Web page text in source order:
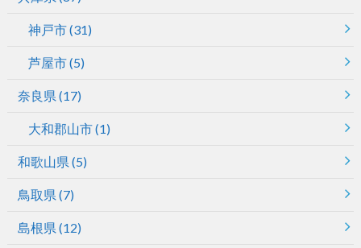
神戸市(31)
芦屋市(5)
奈良県 (17)
大和郡山市(1)
和歌山県 (5)
鳥取県 (7)
島根県 (12)